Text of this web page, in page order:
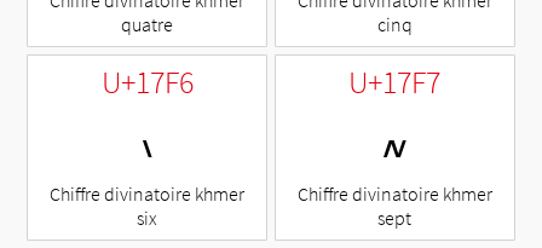
quatre
cinq
U+17F6
៶
Chiffre divinatoire khmer
six
U+17F7
៷
Chiffre divinatoire khmer
sept